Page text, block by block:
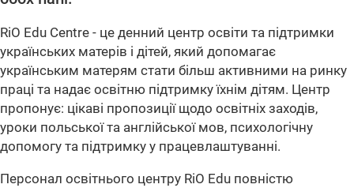
RiO Edu Centre - це денний центр освіти та підтримки
українських матерів і дітей, який допомагає
українським матерям стати більш активними на ринку
праці та надає освітню підтримку їхнім дітям. Центр
пропонує: цікаві пропозиції щодо освітніх заходів,
уроки польської та англійської мов, психологічну
допомогу та підтримку у працевлаштуванні.
Персонал освітнього центру RiO Edu повністю